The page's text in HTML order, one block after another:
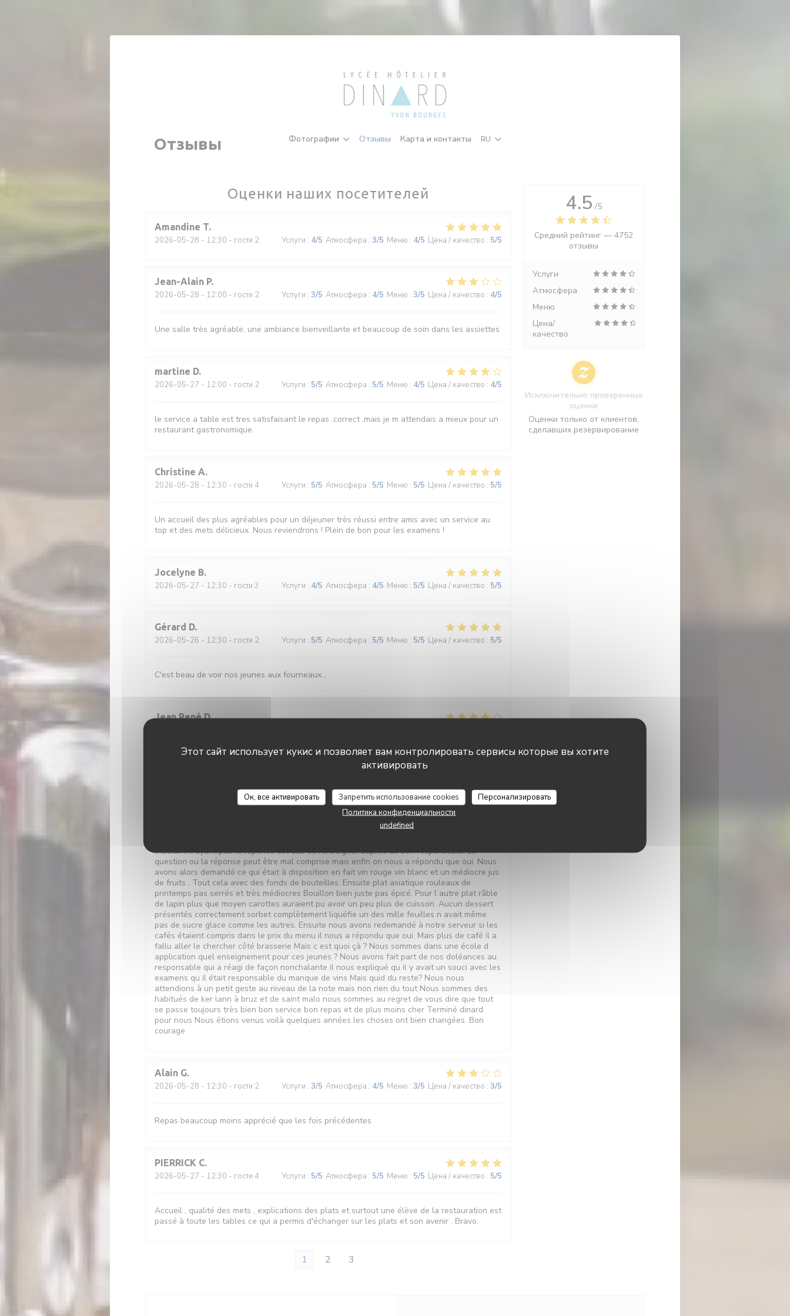
Этот сайт использует кукис и позволяет вам контролировать сервисы которые вы хотите
активировать
Ок, все активировать Запретить использование cookies
Персонализировать
Политика конфиденциальности
undefined
Фотографии Отзывы Карта и контакты RU
Отзывы
Оценки наших посетителей
Amandine T
2026-05-28 - 12:30 - гости 2 Услуги : 4/5 Атмосфера : 3/5 Меню : 4/5 Цена / качество : 5/5
Jean-Alain P
2026-05-28 - 12:00 - гости 2 Услуги : 3/5 Атмосфера : 4/5 Меню : 3/5 Цена / качество : 4/5
Une salle très agréable, une ambiance bienveillante et beaucoup de soin dans les assiettes
martine D
2026-05-27 - 12:00 - гости 2 Услуги : 5/5 Атмосфера : 5/5 Меню : 4/5 Цена / качество : 4/5
le service a table est tres satisfaisant le repas ,correct ,mais je m attendais a mieux pour un
restaurant gastronomique.
Christine A
2026-05-28 - 12:30 - гости 4 Услуги : 5/5 Атмосфера : 5/5 Меню : 5/5 Цена / качество : 5/5
Un accueil des plus agréables pour un déjeuner très réussi entre amis avec un service au
top et des mets délicieux. Nous reviendrons ! Plein de bon pour les examens !
Jocelyne B
2026-05-27 - 12:30 - гости 3 Услуги : 4/5 Атмосфера : 4/5 Меню : 5/5 Цена / качество : 5/5
Gérard D
2026-05-26 - 12:30 - гости 2 Услуги : 5/5 Атмосфера : 5/5 Меню : 5/5 Цена / качество : 5/5
C'est beau de voir nos jeunes aux fourneaux...
Jean René D
Nous étions prévu pour 12h30 Nous sommes arrivés à l heure Plus de vin ni rouge ni blanc
Nous avons eu des fonds de bouteille en encore une personne a reçu vraiment un fond de
étudiant n ayant pas la réponse est allé se renseigner auprès de son responsable. La
question ou la réponse peut être mal comprise mais enfin on nous a répondu que oui. Nous
avons alors demandé ce qui était à disposition en fait vin rouge vin blanc et un médiocre jus
de fruits . Tout cela avec des fonds de bouteilles. Ensuite plat asiatique rouleaux de
printemps pas serrés et très médiocres Bouillon bien juste pas épicé. Pour l autre plat râble
de lapin plus que moyen carottes auraient pu avoir un peu plus de cuisson. Aucun dessert
présentés correctement sorbet complètement liquéfie un des mille feuilles n avait même
pas de sucre glace comme les autres. Ensuite nous avons redemandé à notre serveur si les
cafés étaient compris dans le prix du menu il nous a répondu que oui. Mais plus de café il a
fallu aller le chercher côté brasserie Mais c est quoi çà ? Nous sommes dans une école d
application quel enseignement pour ces jeunes ? Nous avons fait part de nos doléances au
responsable qui a réagi de façon nonchalante il nous expliqué qu il y avait un souci avec les
examens qu il était responsable du manque de vins Mais quid du reste? Nous nous
attendions à un petit geste au niveau de la note mais non rien du tout Nous sommes des
habitués de ker lann à bruz et de saint malo nous sommes au regret de vous dire que tout
se passe toujours très bien bon service bon repas et de plus moins cher Terminé dinard
pour nous Nous étions venus voilà quelques années les choses ont bien changées. Bon
courage
Alain G
2026-05-28 - 12:30 - гости 2 Услуги : 3/5 Атмосфера : 4/5 Меню : 3/5 Цена / качество : 3/5
Repas beaucoup moins apprécié que les fois précédentes
PIERRICK C
2026-05-27 - 12:30 - гости 4 Услуги : 5/5 Атмосфера : 5/5 Меню : 5/5 Цена / качество : 5/5
Accueil , qualité des mets , explications des plats et surtout une élève de la restauration est
passé à toute les tables ce qui a permis d'échanger sur les plats et son avenir . Bravo.
1 2 3
4.5 /5
Средний рейтинг —4752
отзывы
Услуги
Атмосфера
Меню
Цена/
качество
Исключительно проверенные
оценки
Оценки только от клиентов,
сделавших резервирование